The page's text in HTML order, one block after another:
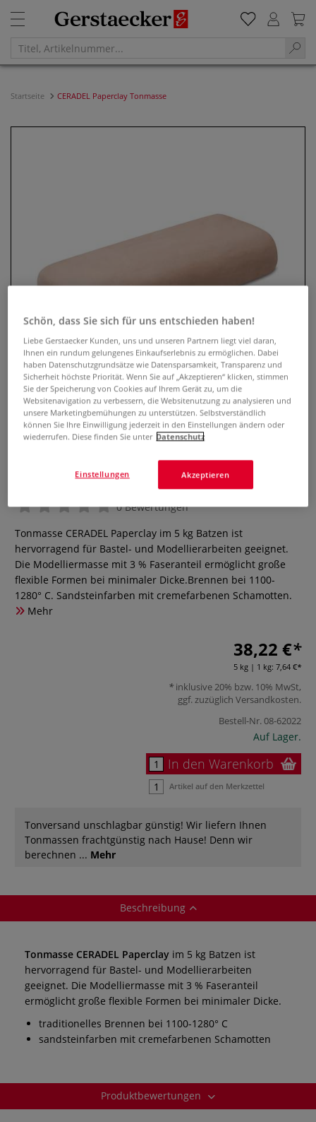
Startseite CERADEL Paperclay Tonmasse
CERADEL Paperclay Tonmasse
0 Bewertungen
Tonmasse CERADEL Paperclay im 5 kg Batzen ist
hervorragend für Bastel- und Modellierarbeiten geeignet.
Die Modelliermasse mit 3 % Faseranteil ermöglicht große
flexible Formen bei minimaler Dicke.Brennen bei 1100-
1280° C. Sandsteinfarben mit cremefarbenen Schamotten.
Mehr
38,22 €
5 kg | 1 kg: 7,64 €
inklusive 20% bzw. 10% MwSt,
ggf. zuzüglich Versandkosten.
Bestell-Nr.08-62022
Auf Lager.
In den Warenkorb
Artikel auf den Merkzettel
Tonversand unschlagbar günstig! Wir liefern Ihnen
Tonmassen frachtgünstig nach Hause! Denn wir
berechnen ... Mehr
Beschreibung
Tonmasse CERADEL Paperclay im 5 kg Batzen ist
hervorragend für Bastel- und Modellierarbeiten
geeignet. Die Modelliermasse mit 3 % Faseranteil
ermöglicht große flexible Formen bei minimaler Dicke.
traditionelles Brennen bei 1100-1280° C
sandsteinfarben mit cremefarbenen Schamotten
Produktbewertungen
Schön, dass Sie sich für uns entschieden haben!
Liebe Gerstaecker Kunden, uns und unseren Partnern liegt viel daran,
Ihnen ein rundum gelungenes Einkaufserlebnis zu ermöglichen. Dabei
haben Datenschutzgrundsätze wie Datensparsamkeit, Transparenz und
Sicherheit höchste Priorität. Wenn Sie auf „Akzeptieren“ klicken, stimmen
Sie der Speicherung von Cookies auf Ihrem Gerät zu, um die
Websitenavigation zu verbessern, die Websitenutzung zu analysieren und
unsere Marketingbemühungen zu unterstützen. Selbstverständlich
können Sie Ihre Einwilligung jederzeit in den Einstellungen ändern oder
wiederrufen. Diese finden Sie unter Datenschutz
Akzeptieren
Einstellungen